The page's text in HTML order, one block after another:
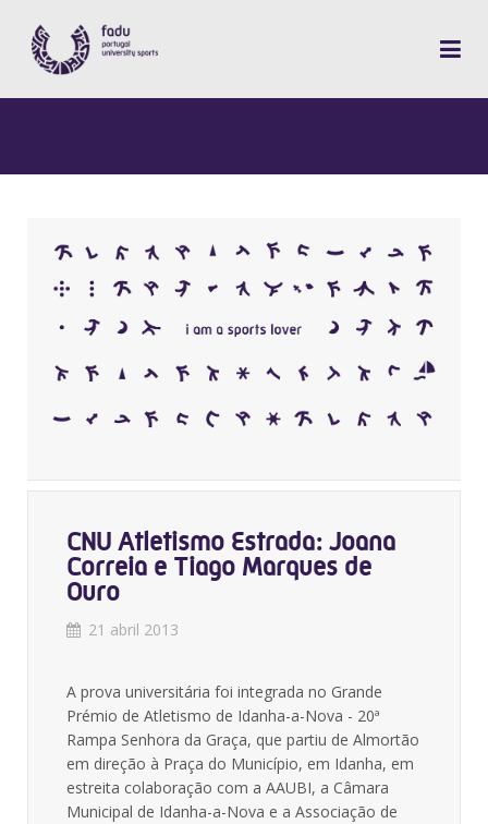
CNU Atletismo Estrada: Joana
Correia e Tiago Marques de
Ouro
21 abril 2013
A prova universitária foi integrada no Grande
Prémio de Atletismo de Idanha-a-Nova - 20ª
Rampa Senhora da Graça, que partiu de Almortão
em direção à Praça do Município, em Idanha, em
estreita colaboração com a AAUBI, a Câmara
Municipal de Idanha-a-Nova e a Associação de